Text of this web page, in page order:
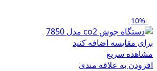
-10%
برای مقایسه اضافه کنید
مشاهده سریع
افزودن به علاقه مندی